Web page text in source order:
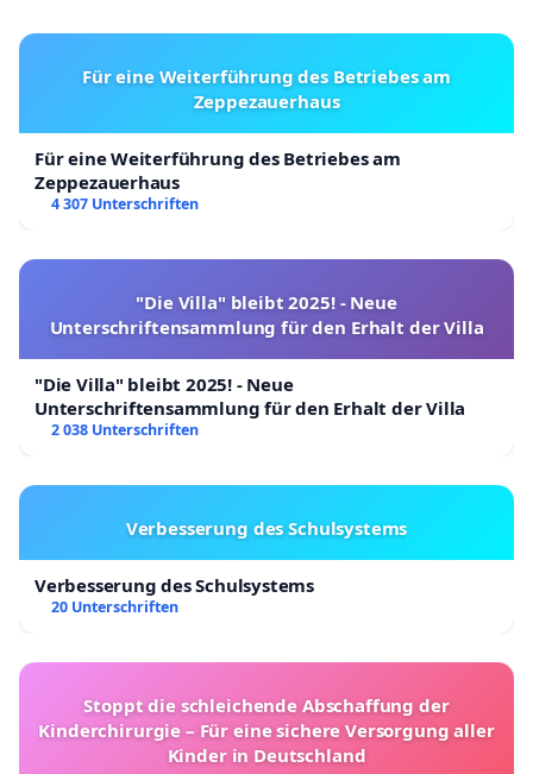
Für eine Weiterführung des Betriebes am
Zeppezauerhaus
Für eine Weiterführung des Betriebes am
Zeppezauerhaus
4 307 Unterschriften
"Die Villa" bleibt 2025! - Neue
Unterschriftensammlung für den Erhalt der Villa
"Die Villa" bleibt 2025! - Neue
Unterschriftensammlung für den Erhalt der Villa
2 038 Unterschriften
Verbesserung des Schulsystems
Verbesserung des Schulsystems
20 Unterschriften
Stoppt die schleichende Abschaffung der
Kinderchirurgie – Für eine sichere Versorgung aller
Kinder in Deutschland